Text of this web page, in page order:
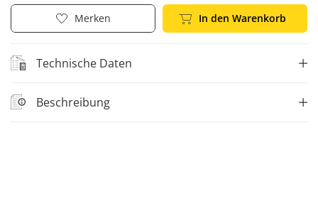
Merken In den Warenkorb
Technische Daten
Beschreibung